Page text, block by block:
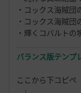
・コックス海賊
・コックス海賊
・輝くコバルトの
バランス版テンプ
ここから下コピペ